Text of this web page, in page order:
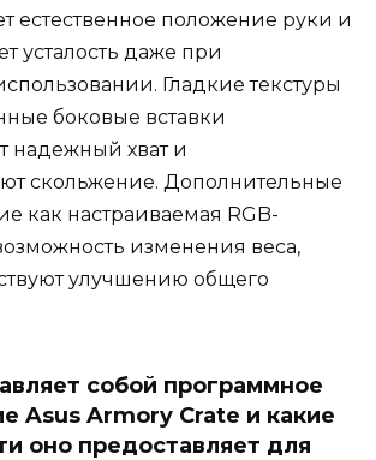
естественное положение руки и
усталость даже при
Гладкие текстуры
боковые вставки
надежный хват и
скольжение. Дополнительные
как настраиваемая RGB-
изменения веса,
улучшению общего
собой программное
Asus Armory Crate и какие
оно предоставляет для